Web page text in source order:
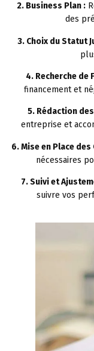
2. Business Plan :
des
3. Choix du Statut
4. Recherche de
financement et
5. Rédaction
entreprise et
6. Mise en Place
nécessaires
7. Suivi et
suivre vos